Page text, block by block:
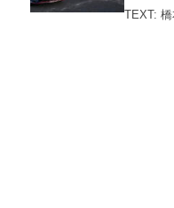
TEXT: